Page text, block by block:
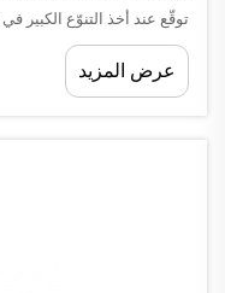
توقّع عند أخذ التنوّع الكبير
الاعتبار. فمفتاح الجيب
تطوّر ليصبح وسيلة تعبير...
عرض المزيد